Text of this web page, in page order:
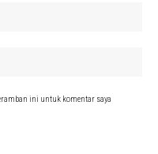
ini untuk komentar saya